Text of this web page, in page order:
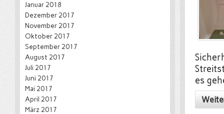
es
Januar 2018
Dezember 2017
November 2017
Oktober 2017
September 2017
August 2017
Juli 2017
Juni 2017
Mai 2017
April 2017
März 2017